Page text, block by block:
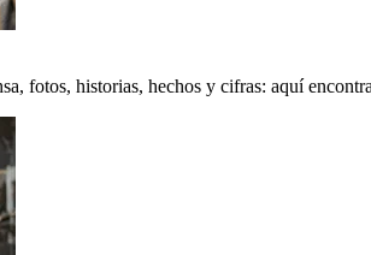
fotos, historias, hechos y cifras: aquí